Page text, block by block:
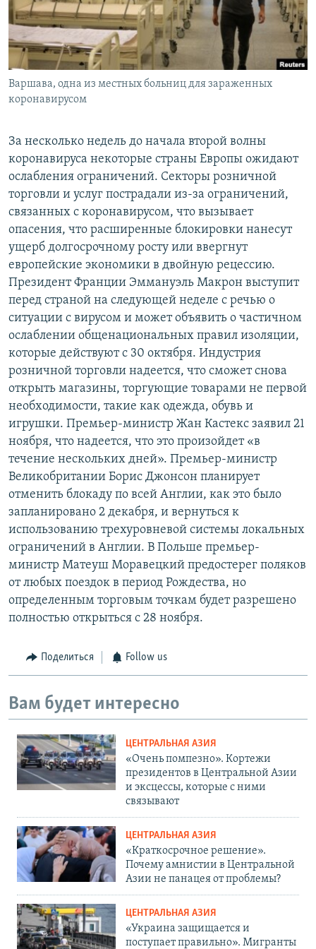
Варшава, одна из местных больниц для зараженных
коронавирусом
За несколько недель до начала второй волны
коронавируса некоторые страны Европы ожидают
ослабления ограничений. Секторы розничной
торговли и услуг пострадали из-за ограничений,
связанных с коронавирусом, что вызывает
опасения, что расширенные блокировки нанесут
ущерб долгосрочному росту или ввергнут
европейские экономики в двойную рецессию.
Президент Франции Эммануэль Макрон выступит
перед страной на следующей неделе с речью о
ситуации с вирусом и может объявить о частичном
ослаблении общенациональных правил изоляции,
которые действуют с 30 октября. Индустрия
розничной торговли надеется, что сможет снова
открыть магазины, торгующие товарами не первой
необходимости, такие как одежда, обувь и
игрушки. Премьер-министр Жан Кастекс заявил 21
ноября, что надеется, что это произойдет «в
течение нескольких дней». Премьер-министр
Великобритании Борис Джонсон планирует
отменить блокаду по всей Англии, как это было
запланировано 2 декабря, и вернуться к
использованию трехуровневой системы локальных
ограничений в Англии. В Польше премьер-
министр Матеуш Моравецкий предостерег поляков
от любых поездок в период Рождества, но
определенным торговым точкам будет разрешено
полностью открыться с 28 ноября.
Поделиться Follow us
Вам будет интересно
ЦЕНТРАЛЬНАЯ АЗИЯ
«Очень помпезно». Кортежи
президентов в Центральной Азии
и эксцессы, которые с ними
связывают
ЦЕНТРАЛЬНАЯ АЗИЯ
«Краткосрочное решение».
Почему амнистии в Центральной
Азии не панацея от проблемы?
ЦЕНТРАЛЬНАЯ АЗИЯ
«Украина защищается и
поступает правильно». Мигранты